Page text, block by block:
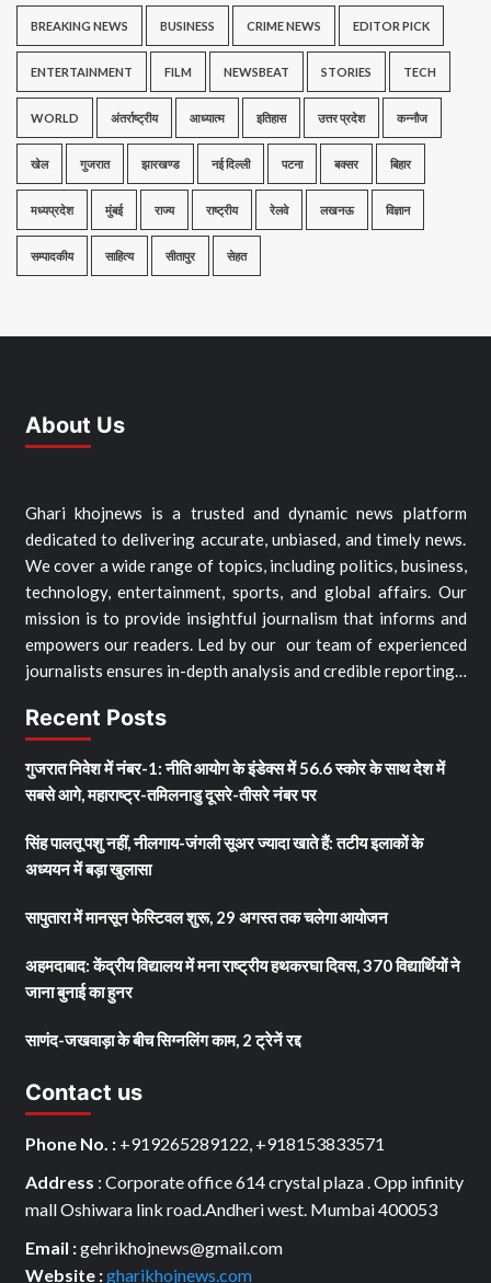
BREAKING NEWS BUSINESS CRIME NEWS EDITOR PICK
ENTERTAINMENT FILM NEWSBEAT STORIES TECH
WORLD अंतर्राष्ट्रीय आध्यात्म इतिहास उत्तर प्रदेश कन्नौज
खेल गुजरात झारखण्ड नई दिल्ली पटना बक्सर बिहार
मध्यप्रदेश मुंबई राज्य राष्ट्रीय रेलवे लखनऊ विज्ञान
सम्पादकीय साहित्य सीतापुर सेहत
About Us
Ghari khojnews is a trusted and dynamic news platform
dedicated to delivering accurate, unbiased, and timely news.
We cover a wide range of topics, including politics, business,
technology, entertainment, sports, and global affairs. Our
mission is to provide insightful journalism that informs and
empowers our readers. Led by our our team of experienced
journalists ensures in-depth analysis and credible reporting…
Recent Posts
गुजरात निवेश में नंबर-1: नीति आयोग के इंडेक्स में 56.6 स्कोर के साथ देश में
सबसे आगे, महाराष्ट्र-तमिलनाडु दूसरे-तीसरे नंबर पर
सिंह पालतू पशु नहीं, नीलगाय-जंगली सूअर ज्यादा खाते हैं: तटीय इलाकों के
अध्ययन में बड़ा खुलासा
सापुतारा में मानसून फेस्टिवल शुरू, 29 अगस्त तक चलेगा आयोजन
अहमदाबाद: केंद्रीय विद्यालय में मना राष्ट्रीय हथकरघा दिवस, 370 विद्यार्थियों ने
जाना बुनाई का हुनर
साणंद-जखवाड़ा के बीच सिग्नलिंग काम, 2 ट्रेनें रद्द
Contact us
Phone No. : +919265289122, +918153833571
Address : Corporate office 614 crystal plaza . Opp infinity
mall Oshiwara link road.Andheri west. Mumbai 400053
Email :gehrikhojnews@gmail.com
Website :gharikhojnews.com